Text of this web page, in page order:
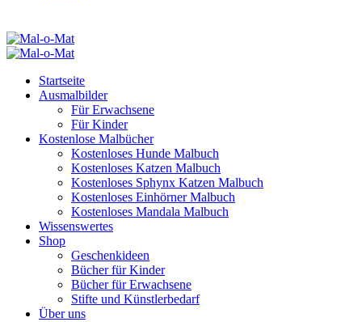
Startseite
Ausmalbilder
Für Erwachsene
Für Kinder
Kostenlose Malbücher
Kostenloses Hunde Malbuch
Kostenloses Katzen Malbuch
Kostenloses Sphynx Katzen Malbuch
Kostenloses Einhörner Malbuch
Kostenloses Mandala Malbuch
Wissenswertes
Shop
Geschenkideen
Bücher für Kinder
Bücher für Erwachsene
Stifte und Künstlerbedarf
Über uns